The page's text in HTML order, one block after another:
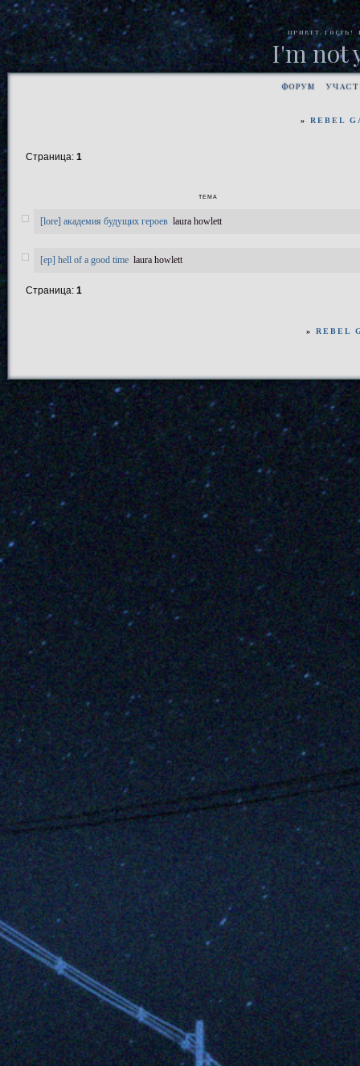
I'm not
ФОРУМ
ПРИВЕТ, ГОСТЬ!
» REBEL
Страница:1
ТЕМА
[lore] академия будущих героев laura howlett
[ep] hell of a good time laura howlett
Страница:1
» REBEL